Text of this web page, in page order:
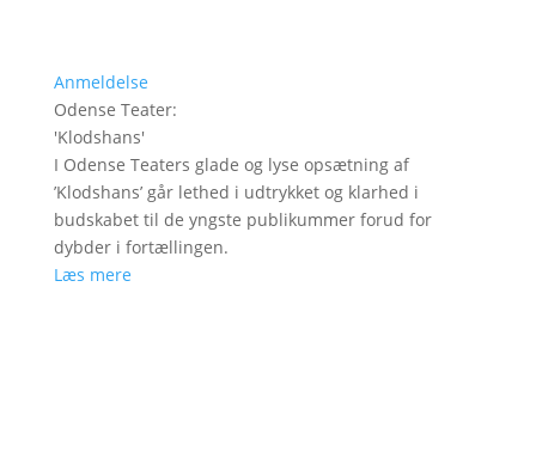
Anmeldelse
Odense Teater:
'Klodshans'
I Odense Teaters glade og lyse opsætning af
’Klodshans’ går lethed i udtrykket og klarhed i
budskabet til de yngste publikummer forud for
dybder i fortællingen.
Læs mere